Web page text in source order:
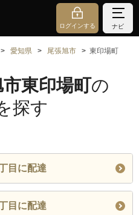
ログインする ナビ
愛知県 尾張旭市 東印場町
東印場町の
探す
目に配達
目に配達